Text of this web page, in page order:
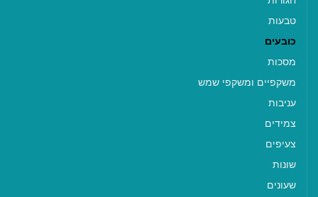
טבעות
כובעים
מסכות
משקפיים ומשקפי שמש
עניבות
צמידים
צעיפים
שונות
שעונים